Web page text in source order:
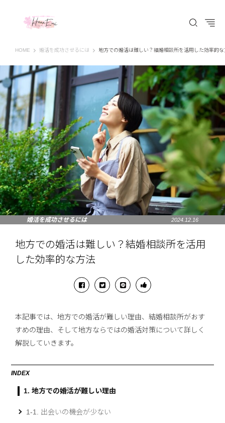
HOME はなえみ│HANAEMI│素敵な出会いを応援するWEBマガジン 広島、福山での婚活恋
婚活を成功させるには 地方での婚活は難しい？結婚相談所を活用した効率的な
婚活を成功させるには 2024.12.16
地方での婚活は難しい？結婚相談所を活用
した効率的な方法
本記事では、地方での婚活が難しい理由、結婚相談所がおす
すめの理由、そして地方ならではの婚活対策について詳しく
解説していきます。
INDEX
1. 地方での婚活が難しい理由
1-1. 出会いの機会が少ない